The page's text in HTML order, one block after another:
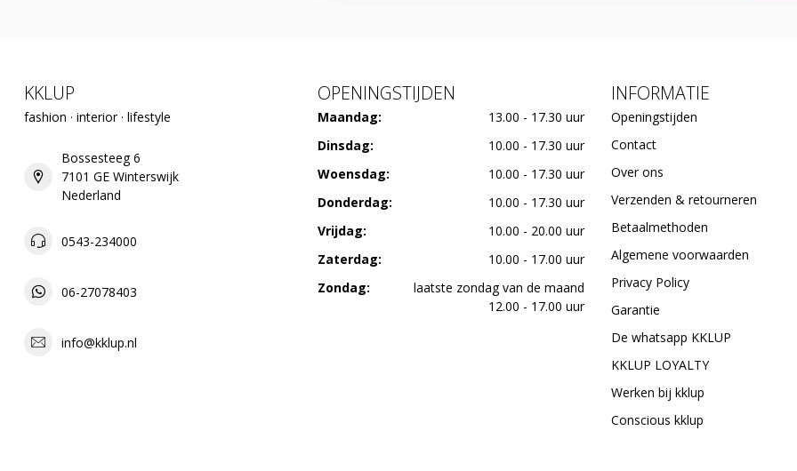
KKLUP
fashion · interior · lifestyle
Bossesteeg 6
7101 GE Winterswijk
Nederland
0543-234000
06-27078403
info@kklup.nl
OPENINGSTIJDEN
Maandag:
13.00 - 17.30 uur
Dinsdag:
10.00 - 17.30 uur
Woensdag:
10.00 - 17.30 uur
Donderdag:
10.00 - 17.30 uur
Vrijdag:
10.00 - 20.00 uur
Zaterdag:
10.00 - 17.00 uur
Zondag:
laatste zondag van de maand
12.00 - 17.00 uur
INFORMATIE
Openingstijden
Contact
Over ons
Verzenden & retourneren
Betaalmethoden
Algemene voorwaarden
Privacy Policy
Garantie
De whatsapp KKLUP
KKLUP LOYALTY
Werken bij kklup
Conscious kklup